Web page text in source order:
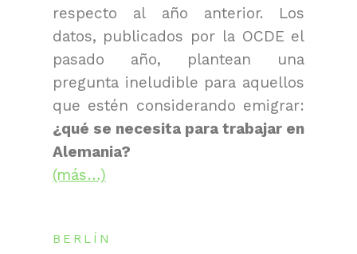
respecto al año anterior. Los
datos, publicados por la OCDE el
pasado año, plantean una
pregunta ineludible para aquellos
que estén considerando emigrar:
¿qué se necesita para trabajar en
Alemania?
(más…)
BERLÍN